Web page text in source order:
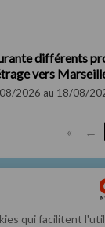
différents
vers
2026 au 18/08/
«
suivre
qui facilitent